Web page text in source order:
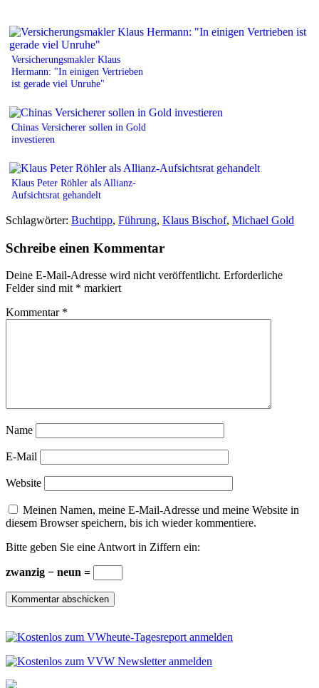
Versicherungsmakler Klaus
Hermann: "In einigen Vertrieben
ist gerade viel Unruhe"
Chinas Versicherer sollen in Gold
investieren
Klaus Peter Röhler als Allianz-
Aufsichtsrat gehandelt
Schlagwörter: Buchtipp, Führung, Klaus Bischof, Michael Gold
Schreibe einen Kommentar
Deine E-Mail-Adresse wird nicht veröffentlicht. Erforderliche
Felder sind mit * markiert
Kommentar *
Name
E-Mail
Website
Meinen Namen, meine E-Mail-Adresse und meine Website in
diesem Browser speichern, bis ich wieder kommentiere.
Bitte geben Sie eine Antwort in Ziffern ein:
zwanzig − neun =